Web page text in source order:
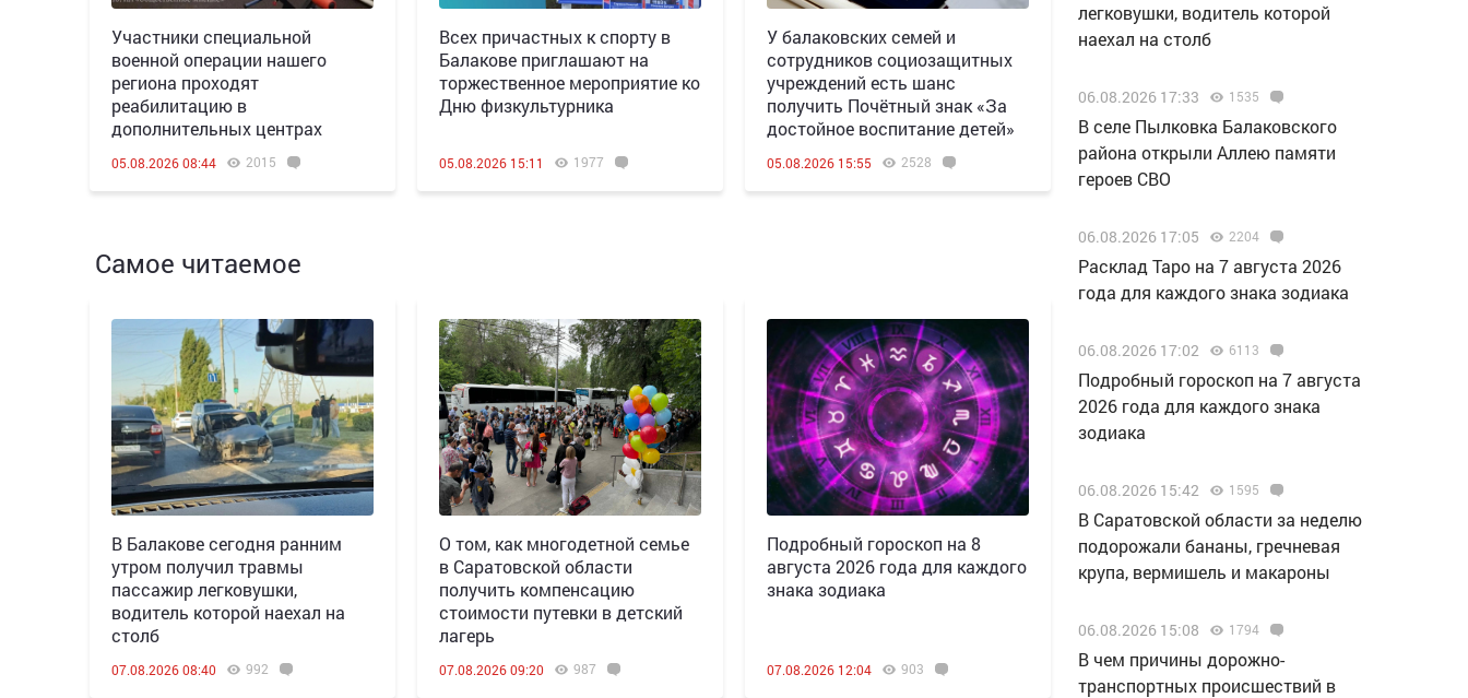
Участники специальной
военной операции нашего
региона проходят
реабилитацию в
дополнительных центрах
05.08.2026 08:44 2015
Всех причастных к спорту в
Балакове приглашают на
торжественное мероприятие ко
Дню физкультурника
05.08.2026 15:11 1977
У балаковских семей и
сотрудников социозащитных
учреждений есть шанс
получить Почётный знак «За
достойное воспитание детей»
05.08.2026 15:55 2528
Самое читаемое
В Балакове сегодня ранним
утром получил травмы
пассажир легковушки,
водитель которой наехал на
столб
07.08.2026 08:40 992
О том, как многодетной семье
в Саратовской области
получить компенсацию
стоимости путевки в детский
лагерь
07.08.2026 09:20 987
Подробный гороскоп на 8
августа 2026 года для каждого
знака зодиака
07.08.2026 12:04 903
легковушки, водитель которой
наехал на столб
06.08.2026 17:33 1535
В селе Пылковка Балаковского
района открыли Аллею памяти
героев СВО
06.08.2026 17:05 2204
Расклад Таро на 7 августа 2026
года для каждого знака зодиака
06.08.2026 17:02 6113
Подробный гороскоп на 7 августа
2026 года для каждого знака
зодиака
06.08.2026 15:42 1595
В Саратовской области за неделю
подорожали бананы, гречневая
крупа, вермишель и макароны
06.08.2026 15:08 1794
В чем причины дорожно-
транспортных происшествий в